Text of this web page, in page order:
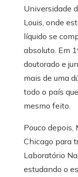
Universidade
Louis, onde
líquido se
absoluto. Em
doutorado e
mais de uma
todo o país
mesmo feito.
Pouco depois,
Chicago para
Laboratório
estudando o